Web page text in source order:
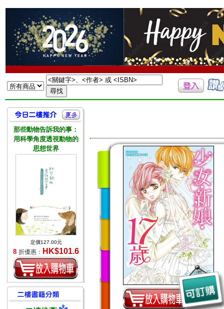
那些動物告訴我的事：
用科學角度透視動物的
思想世界
定價127.00元
8 折優惠： HK$101.6